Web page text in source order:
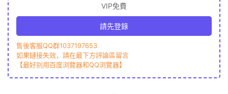
VIP免費
請先登錄
售後客服QQ群1037197653
如果鏈接失效，請在最下方評論區留言
【最好别用百度浏覽器和QQ浏覽器】